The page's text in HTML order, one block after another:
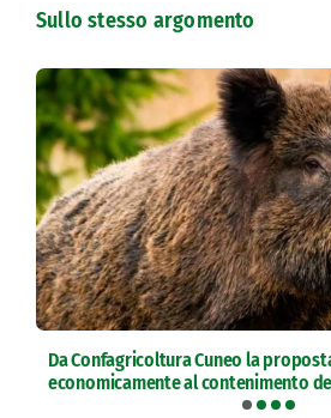
Sullo stesso argomento
Da Confagricoltura Cuneo la
economicamente al contenimento